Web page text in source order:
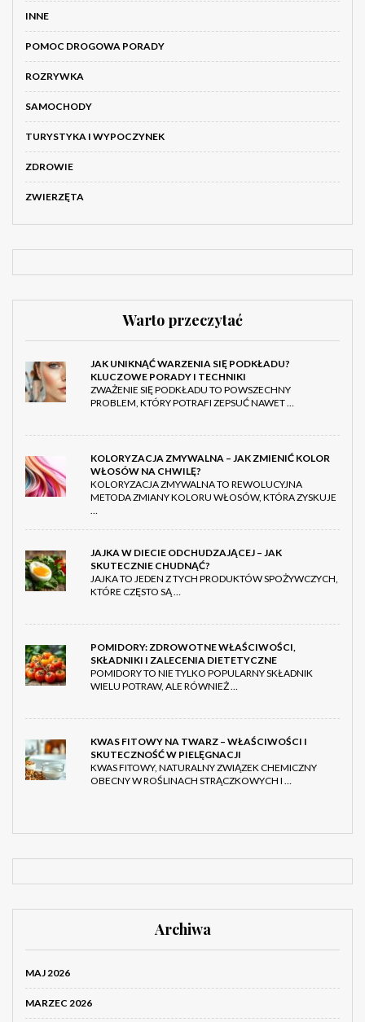
INNE
POMOC DROGOWA PORADY
ROZRYWKA
SAMOCHODY
TURYSTYKA I WYPOCZYNEK
ZDROWIE
ZWIERZĘTA
Warto przeczytać
JAK UNIKNĄĆ WARZENIA SIĘ PODKŁADU?
KLUCZOWE PORADY I TECHNIKI
ZWAŻENIE SIĘ PODKŁADU TO POWSZECHNY
PROBLEM, KTÓRY POTRAFI ZEPSUĆ NAWET …
KOLORYZACJA ZMYWALNA – JAK ZMIENIĆ KOLOR
WŁOSÓW NA CHWILĘ?
KOLORYZACJA ZMYWALNA TO REWOLUCYJNA
METODA ZMIANY KOLORU WŁOSÓW, KTÓRA ZYSKUJE
…
JAJKA W DIECIE ODCHUDZAJĄCEJ – JAK
SKUTECZNIE CHUDNĄĆ?
JAJKA TO JEDEN Z TYCH PRODUKTÓW SPOŻYWCZYCH,
KTÓRE CZĘSTO SĄ …
POMIDORY: ZDROWOTNE WŁAŚCIWOŚCI,
SKŁADNIKI I ZALECENIA DIETETYCZNE
POMIDORY TO NIE TYLKO POPULARNY SKŁADNIK
WIELU POTRAW, ALE RÓWNIEŻ …
KWAS FITOWY NA TWARZ – WŁAŚCIWOŚCI I
SKUTECZNOŚĆ W PIELĘGNACJI
KWAS FITOWY, NATURALNY ZWIĄZEK CHEMICZNY
OBECNY W ROŚLINACH STRĄCZKOWYCH I …
Archiwa
MAJ 2026
MARZEC 2026